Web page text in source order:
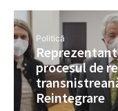
Politică
procesul de
Reintegrare